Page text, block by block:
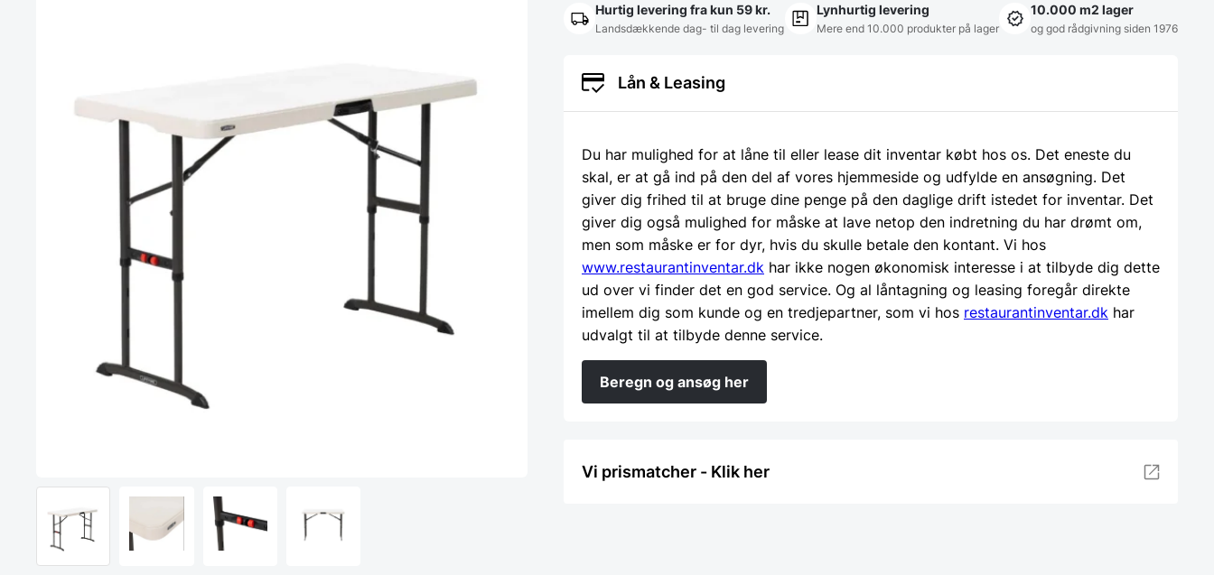
61-
73-
antal
Hurtig levering fra kun 59 kr.
Landsdækkende dag- til dag levering
Lynhurtig levering
Mere end 10.000 produkter på lager
10.000 m2 lager
og god rådgivning siden 1976
Lån & Leasing
Du har mulighed for at låne til eller lease dit inventar købt hos os. Det eneste du
skal, er at gå ind på den del af vores hjemmeside og udfylde en ansøgning. Det
giver dig frihed til at bruge dine penge på den daglige drift istedet for inventar. Det
giver dig også mulighed for måske at lave netop den indretning du har drømt om,
men som måske er for dyr, hvis du skulle betale den kontant. Vi hos
www.restaurantinventar.dk har ikke nogen økonomisk interesse i at tilbyde dig dette
ud over vi finder det en god service. Og al låntagning og leasing foregår direkte
imellem dig som kunde og en tredjepartner, som vi hos restaurantinventar.dk har
udvalgt til at tilbyde denne service.
Beregn og ansøg her
Vi prismatcher - Klik her